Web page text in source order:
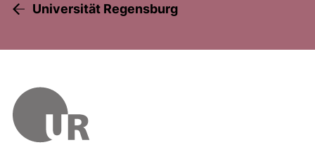
Universität Regensburg